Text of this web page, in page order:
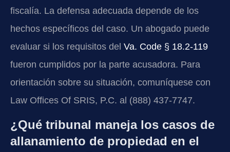
fiscalía. La defensa adecuada depende de los
hechos específicos del caso. Un abogado puede
evaluar si los requisitos del Va. Code § 18.2-119
fueron cumplidos por la parte acusadora. Para
orientación sobre su situación, comuníquese con
Law Offices Of SRIS, P.C. al (888) 437-7747.
¿Qué tribunal maneja los casos de
allanamiento de propiedad en el